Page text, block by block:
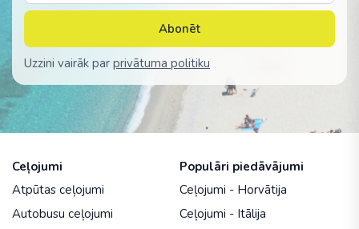
Abonēt
Uzzini vairāk par privātuma politiku
Ceļojumi
Atpūtas ceļojumi
Autobusu ceļojumi
Populāri piedāvājumi
Ceļojumi - Horvātija
Ceļojumi - Itālija